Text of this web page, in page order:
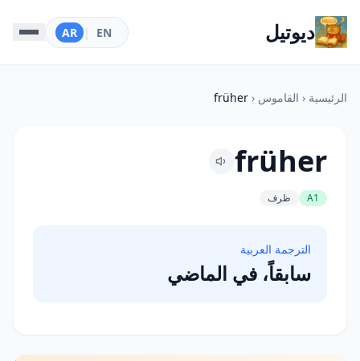
ديوتيل EN
|
AR
الرئيسية ‹ القاموس ‹
früher
früher
A1 ظرف
الترجمة العربية
سابقاً، في الماضي